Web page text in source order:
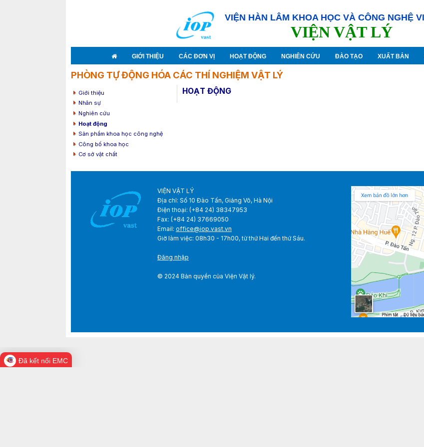
VIỆN HÀN LÂM KHOA HỌC VÀ CÔNG NGHỆ
VIỆN VẬT LÝ
GIỚI THIỆU CÁC ĐƠN VỊ HOẠT ĐỘNG NGHIÊN CỨU ĐÀO TẠO XUẤT BẢN
PHÒNG TỰ ĐỘNG HÓA CÁC THÍ NGHIỆM VẬT LÝ
Giới thiệu
Nhân sự
Nghiên cứu
Hoạt động
Sản phẩm khoa học công nghệ
Công bố khoa học
Cơ sở vật chất
HOẠT ĐỘNG
VIỆN VẬT LÝ
Địa chỉ: Số 10 Đào Tấn, Giảng Võ, Hà Nội
Điện thoại: (+84 24) 38347953
Fax: (+84 24) 37669050
Email: office@iop.vast.vn
Giờ làm việc: 08h30 - 17h00, từ thứ Hai đến thứ Sáu.
Đăng nhập
© 2024 Bản quyền của Viện Vật lý.
Đã kết nối EMC